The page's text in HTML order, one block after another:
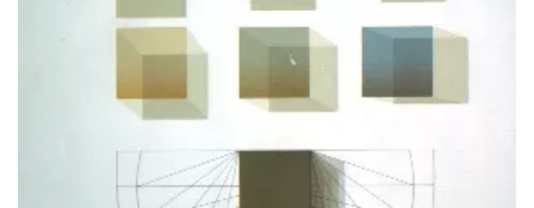
Línea ética
SURA